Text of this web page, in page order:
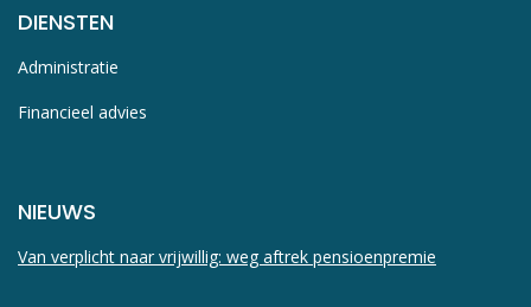
DIENSTEN
Administratie
Financieel advies
NIEUWS
Van verplicht naar vrijwillig: weg aftrek pensioenpremie